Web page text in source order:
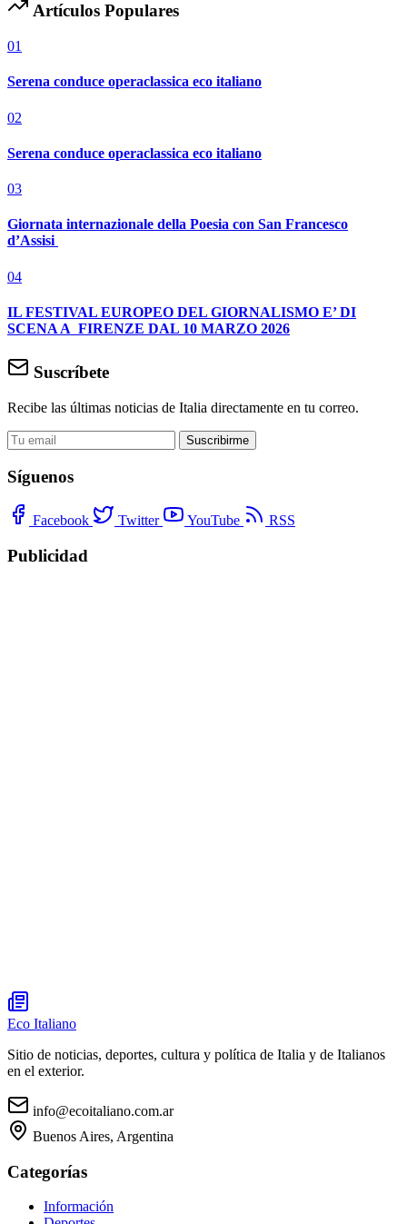
Artículos Populares
01
Serena conduce operaclassica eco italiano
02
Serena conduce operaclassica eco italiano
03
Giornata internazionale della Poesia con San Francesco
d’Assisi
04
IL FESTIVAL EUROPEO DEL GIORNALISMO E’ DI
SCENA A FIRENZE DAL 10 MARZO 2026
Suscríbete
Recibe las últimas noticias de Italia directamente en tu correo.
Suscribirme
Síguenos
Facebook Twitter YouTube RSS
Publicidad
Eco Italiano
Sitio de noticias, deportes, cultura y política de Italia y de Italianos
en el exterior.
info@ecoitaliano.com.ar
Buenos Aires, Argentina
Categorías
Información